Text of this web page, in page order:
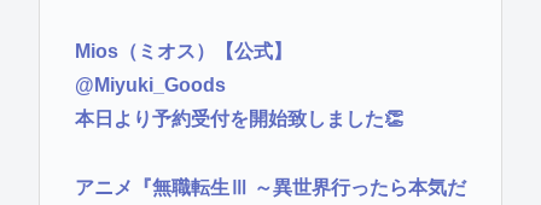
Mios（ミオス）【公式】
@Miyuki_Goods
本日より予約受付を開始致しました👏
アニメ『無職転生Ⅲ ～異世界行ったら本気だ